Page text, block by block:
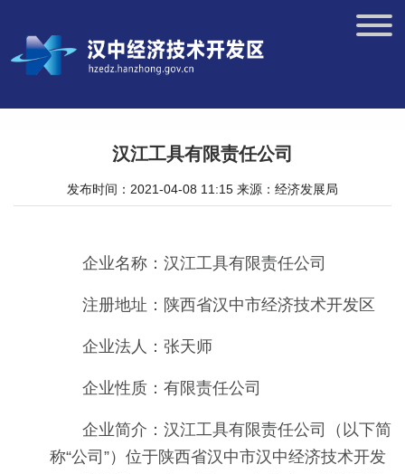
汉江工具有限责任公司
发布时间：2021-04-08 11:15 来源：经济发展局
企业名称：汉江工具有限责任公司
注册地址：陕西省汉中市经济技术开发区
企业法人：张天师
企业性质：有限责任公司
企业简介：汉江工具有限责任公司（以下简
称“公司”）位于陕西省汉中市汉中经济技术开发